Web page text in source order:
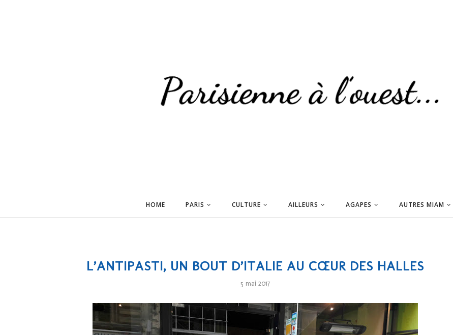
HOME PARIS CULTURE AILLEURS AGAPES AUTRES MIAM
L’ANTIPASTI, UN BOUT D’ITALIE AU CŒUR DES HALLES
5 mai 2017